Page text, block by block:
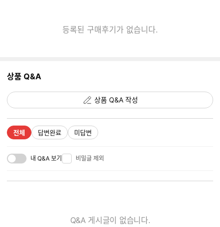
등록된 구매후기가 없습니다.
상품 Q&A
상품 Q&A 작성
전체 답변완료 미답변
내 Q&A 보기 비밀글 제외
Q&A 게시글이 없습니다.